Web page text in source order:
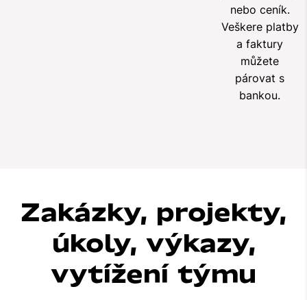
nebo ceník.
Veškere platby
a faktury
můžete
párovat s
bankou.
Zakázky, projekty,
úkoly, výkazy,
vytížení týmu